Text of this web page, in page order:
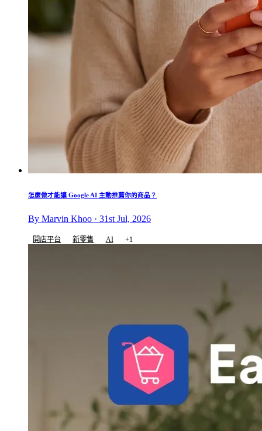
怎麼做才能讓 Google AI 主動推薦你的商品？
By Marvin Khoo · 31st Jul, 2026
開店平台 新零售 AI +1